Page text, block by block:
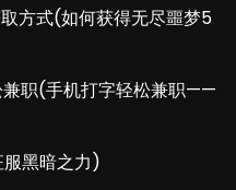
方式(如何获得无尽噩梦5
职(手机打字轻松兼职——
黑暗之力)